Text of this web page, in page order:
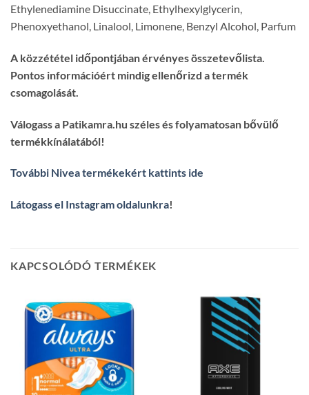
Ethylenediamine Disuccinate, Ethylhexylglycerin,
Phenoxyethanol, Linalool, Limonene, Benzyl Alcohol, Parfum
A közzététel időpontjában érvényes összetevőlista.
Pontos információért mindig ellenőrizd a termék
csomagolását.
Válogass a Patikamra.hu széles és folyamatosan bővülő
termékkínálatából!
További Nivea termékekért kattints ide
Látogass el Instagram oldalunkra!
KAPCSOLÓDÓ TERMÉKEK